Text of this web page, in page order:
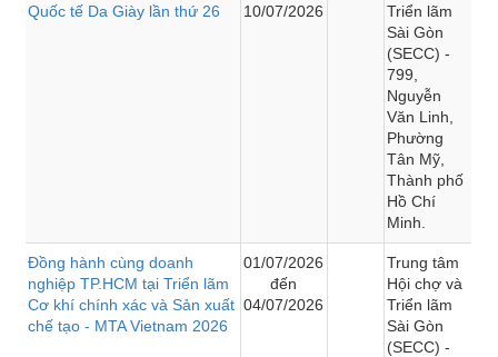
Quốc tế Da Giày lần thứ 26
10/07/2026
Triển lãm
Sài Gòn
(SECC) -
799,
Nguyễn
Văn Linh,
Phường
Tân Mỹ,
Thành phố
Hồ Chí
Minh.
Đồng hành cùng doanh
nghiệp TP.HCM tại Triển lãm
Cơ khí chính xác và Sản xuất
chế tạo - MTA Vietnam 2026
01/07/2026
đến
04/07/2026
Trung tâm
Hội chợ và
Triển lãm
Sài Gòn
(SECC) -